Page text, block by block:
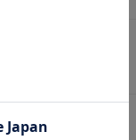
ベビートイ